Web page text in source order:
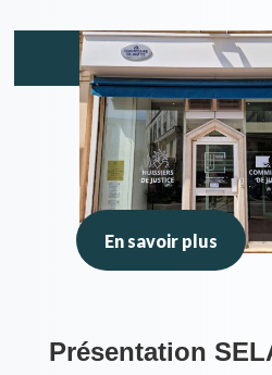
En savoir plus
Présentation